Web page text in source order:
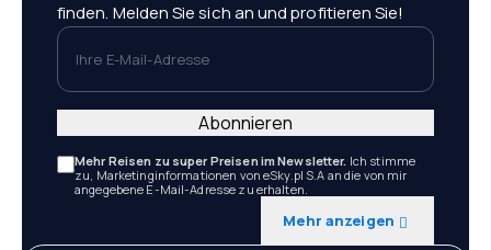
finden. Melden Sie sich an und profitieren Sie!
Ihre E-Mail-Adresse
Mehr Reisen zu super Preisen im Newsletter. Ich stimme
zu, Marketinginformationen von eSky.pl S.A an die von mir
angegebene E-Mail-Adresse zu erhalten.
Mehr anzeigen
Abonnieren